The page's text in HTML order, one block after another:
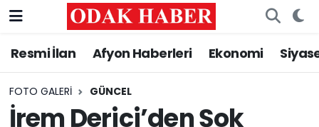
Resmi İlan Afyon Haberleri Ekonomi
FOTO GALERI GÜNCEL
İrem Derici’den Şok
AFYONKARAHİSAR HABERLERİ
Resmi İlan
Nöbetçi Eczaneler
Hava Durumu